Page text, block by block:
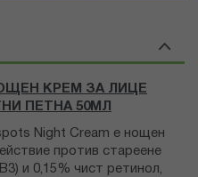
КРЕМ ЗА ЛИЦЕ
ПЕТНА 50МЛ
Night Cream е нощен
против стареене
и 0,15% чист ретинол,